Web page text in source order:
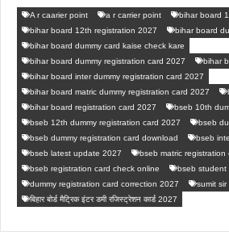
A r caarier point a r carrier point
bihar board
bihar board 12th registration 2027
bihar board
bihar board dummy card kaise check kare
bihar board dummy registration card 2027
bihar
bihar board inter dummy registration card 2027
bihar board matric dummy registration card 2027
bihar board registration card 2027
bseb 10th
bseb 12th dummy registration card 2027
bseb
bseb dummy registration card download
bseb
bseb latest update 2027
bseb matric registration
bseb registration card check online
bseb student
dummy registration card correction 2027
sumit sir
बिहार बोर्ड मैट्रिक इंटर डमी रजिस्ट्रेशन कार्ड 2027